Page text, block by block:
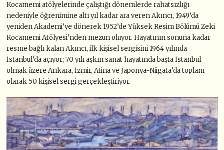
Kocamemi atölyelerinde çalıştığı dönemlerde rahatsızlığı
nedeniyle öğrenimine altı yıl kadar ara veren Akıncı, 1949’da
yeniden Akademi’ye dönerek 1952’de Yüksek Resim Bölümü Zeki
Kocamemi Atölyesi’nden mezun oluyor. Hayatının sonuna kadar
resme bağlı kalan Akıncı, ilk kişisel sergisini 1964 yılında
İstanbul’da açıyor; 70 yılı aşkın sanat hayatında başta İstanbul
olmak üzere Ankara, İzmir, Atina ve Japonya-Niigata’da toplam
olarak 50 kişisel sergi gerçekleştiriyor.